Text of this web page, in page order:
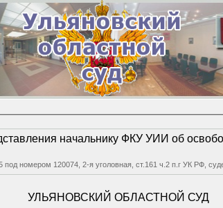
начальнику ФКУ УИИ об
под номером 120074, 2-я уголовная, ст.161 ч.2 п.г УК
УЛЬЯНОВСКИЙ ОБЛАСТНОЙ СУД